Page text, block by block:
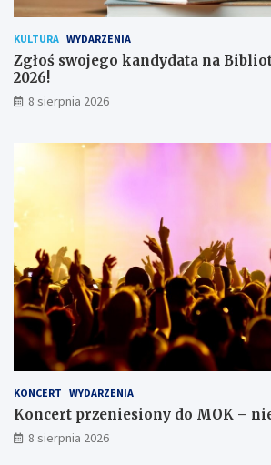
i
ó
w
KULTURA WYDARZENIA
Zgłoś swojego kandydata na
2026!
8 sierpnia 2026
KONCERT WYDARZENIA
Koncert przeniesiony do MOK –
8 sierpnia 2026